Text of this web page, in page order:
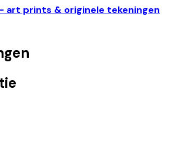
art prints & originele tekeningen